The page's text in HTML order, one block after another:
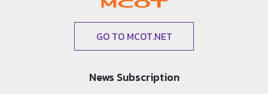
GO TO MCOT.NET
News Subscription